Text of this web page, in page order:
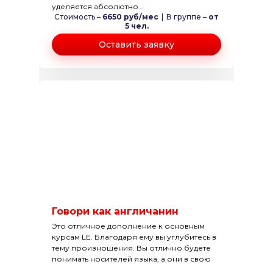
уделяется абсолютно...
Стоимость – 6650 руб/мес В группе – от
5 чел.
Оставить заявку
Говори как англичанин
Это отличное дополнение к основным
курсам LE. Благодаря ему вы углубитесь в
тему произношения. Вы отлично будете
понимать носителей языка, а они в свою